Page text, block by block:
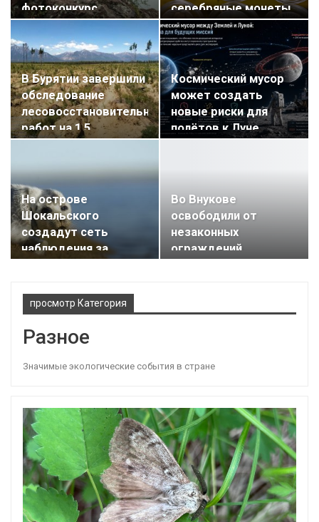
фотоконкурс
«Водные достояния…
серебряные монеты
серии…
В Бурятии завершили
обследование
лесовосстановительных
работ на 1,5…
Космический мусор
может создать
новые риски для
полётов к Луне
На острове
Шокальского
создадут сеть
наблюдения за
Во Внукове
освободили от
незаконных
ограждений
просмотр Категория
Разное
Значимые экологические события в стране